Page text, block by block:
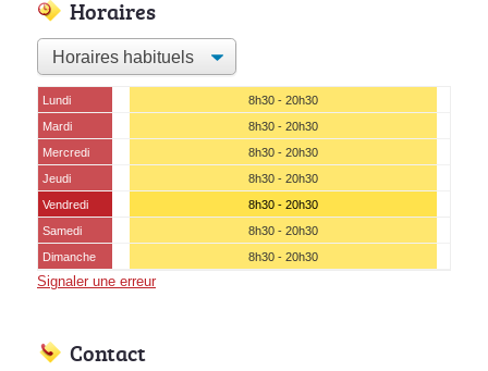
Horaires
Lundi
8h30 - 20h30
Mardi
8h30 - 20h30
Mercredi
8h30 - 20h30
Jeudi
8h30 - 20h30
Vendredi
8h30 - 20h30
Samedi
8h30 - 20h30
Dimanche
8h30 - 20h30
Signaler une erreur
Contact